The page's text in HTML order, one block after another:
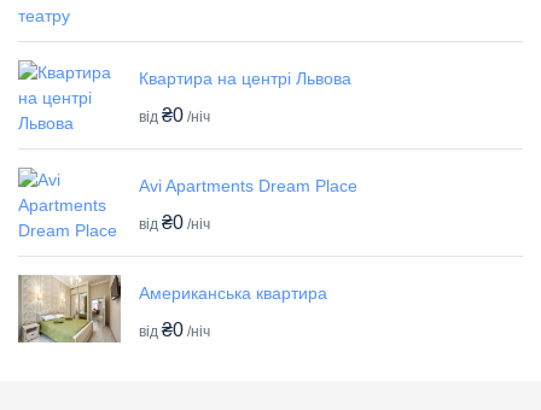
Квартира на центрі Львова
від ₴0 /ніч
Avi Apartments Dream Place
від ₴0 /ніч
Американська квартира
від ₴0 /ніч